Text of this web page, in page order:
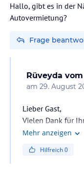
Hallo, gibt es in der
Autovermietung?
Frage
Rüveyda
am 29. August
Lieber Gast,
Vielen Dank für
Monkey Hotels
Informationen
Mehr anzeigen
Hilfreich0